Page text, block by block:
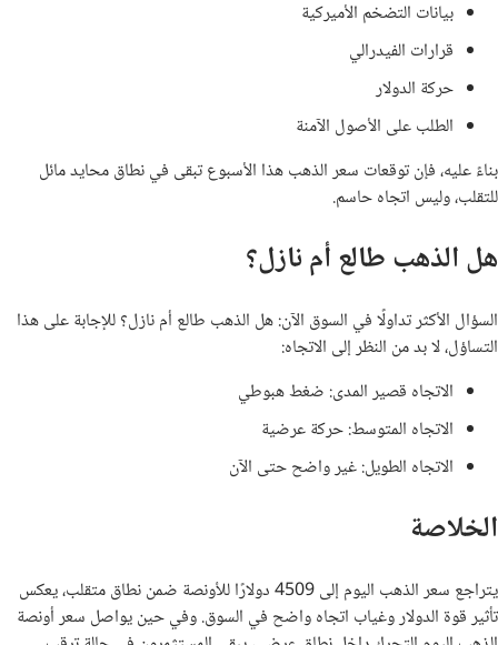
بيانات التضخم الأميركية
قرارات الفيدرالي
حركة الدولار
الطلب على الأصول الآمنة
بناءً عليه، فإن توقعات سعر الذهب هذا الأسبوع تبقى في نطاق محايد مائل
للتقلب، وليس اتجاه حاسم.
هل الذهب طالع أم نازل؟
السؤال الأكثر تداولًا في السوق الآن: هل الذهب طالع أم نازل؟ للإجابة على هذا
التساؤل، لا بد من النظر إلى الاتجاه:
الاتجاه قصير المدى: ضغط هبوطي
الاتجاه المتوسط: حركة عرضية
الاتجاه الطويل: غير واضح حتى الآن
الخلاصة
يتراجع سعر الذهب اليوم إلى 4509 دولارًا للأونصة ضمن نطاق متقلب، يعكس
تأثير قوة الدولار وغياب اتجاه واضح في السوق. وفي حين يواصل سعر أونصة